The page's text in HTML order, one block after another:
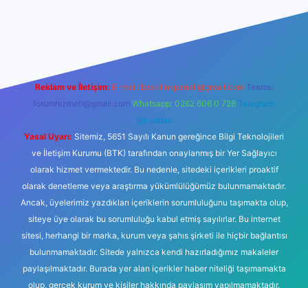
Reklam ve İletişim: E-mail: backlinkpaneli@gmail.com Teams:
forumhizmeti@gmail.com Whatsapp: 0262 606 0 726 Telegram:
@karabul
Yasal Uyarı: Sitemiz, 5651 Sayılı Kanun gereğince Bilgi Teknolojileri
ve İletişim Kurumu (BTK) tarafından onaylanmış bir Yer Sağlayıcı
olarak hizmet vermektedir. Bu nedenle, sitedeki içerikleri proaktif
olarak denetleme veya araştırma yükümlülüğümüz bulunmamaktadır.
Ancak, üyelerimiz yazdıkları içeriklerin sorumluluğunu taşımakta olup,
siteye üye olarak bu sorumluluğu kabul etmiş sayılırlar. Bu internet
sitesi, herhangi bir marka, kurum veya şahıs şirketi ile hiçbir bağlantısı
bulunmamaktadır. Sitede yalnızca kendi hazırladığımız makaleler
paylaşılmaktadır. Burada yer alan içerikler haber niteliği taşımamakta
olup, gerçek kurum ve kişiler hakkında paylaşım yapılmamaktadır.